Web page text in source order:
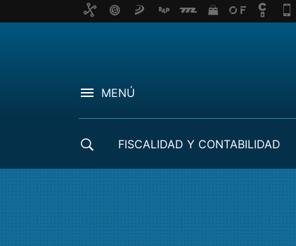
MENÚ
FISCALIDAD Y CONTABILIDAD